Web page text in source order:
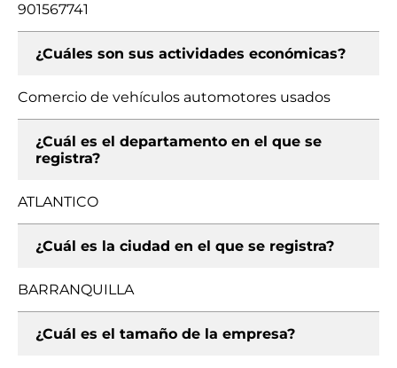
901567741
¿Cuáles son sus actividades económicas?
Comercio de vehículos automotores usados
¿Cuál es el departamento en el que se
registra?
ATLANTICO
¿Cuál es la ciudad en el que se registra?
BARRANQUILLA
¿Cuál es el tamaño de la empresa?